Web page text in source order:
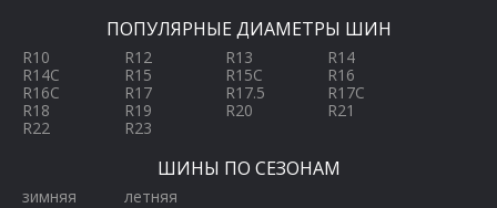
ПОПУЛЯРНЫЕ ДИАМЕТРЫ ШИН
R10 R12 R13
R14
R14C
R15 R15C
R16
R16C
R17 R17.5
R17C
R18
R19 R20
R21
R22
R23
ШИНЫ ПО СЕЗОНАМ
зимняя летняя